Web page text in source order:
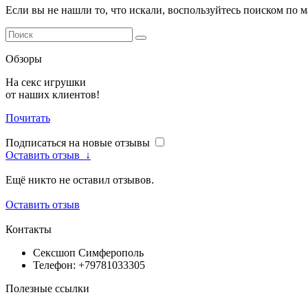
Если вы не нашли то, что искали, воспользуйтесь поиском по
Обзоры
На секс игрушки
от наших клиентов!
Почитать
Подписаться на новые отзывы
Оставить отзыв
↓
Ещё никто не оставил отзывов.
Оставить отзыв
Контакты
Сексшоп Симферополь
Телефон: +79781033305
Полезные ссылки